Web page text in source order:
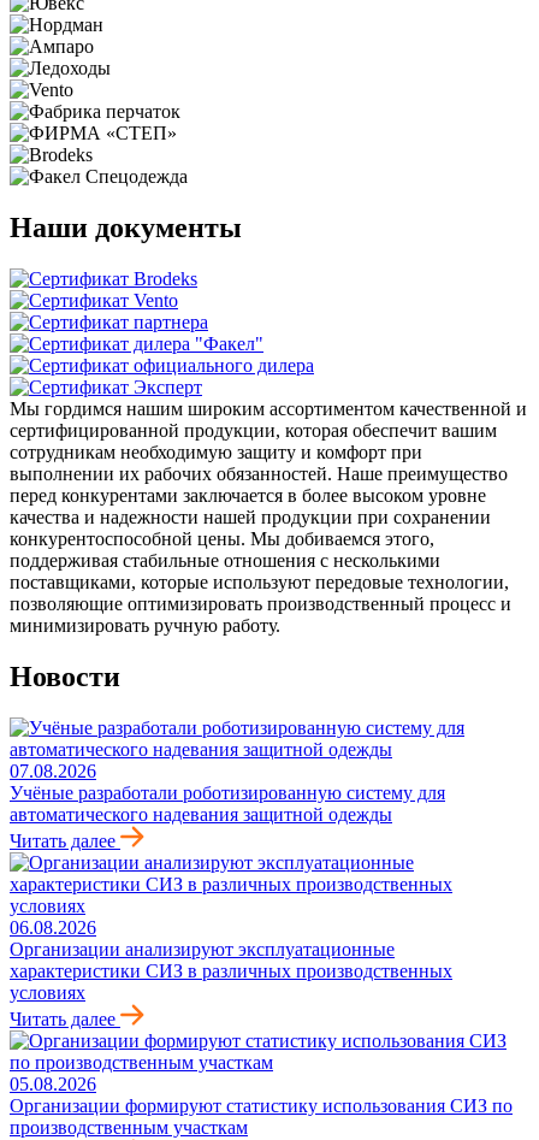
Наши документы
Мы гордимся нашим широким ассортиментом качественной и
сертифицированной продукции, которая обеспечит вашим
сотрудникам необходимую защиту и комфорт при
выполнении их рабочих обязанностей. Наше преимущество
перед конкурентами заключается в более высоком уровне
качества и надежности нашей продукции при сохранении
конкурентоспособной цены. Мы добиваемся этого,
поддерживая стабильные отношения с несколькими
поставщиками, которые используют передовые технологии,
позволяющие оптимизировать производственный процесс и
минимизировать ручную работу.
Новости
07.08.2026
Учёные разработали роботизированную систему для
автоматического надевания защитной одежды
Читать далее
06.08.2026
Организации анализируют эксплуатационные
характеристики СИЗ в различных производственных
условиях
Читать далее
05.08.2026
Организации формируют статистику использования СИЗ по
производственным участкам